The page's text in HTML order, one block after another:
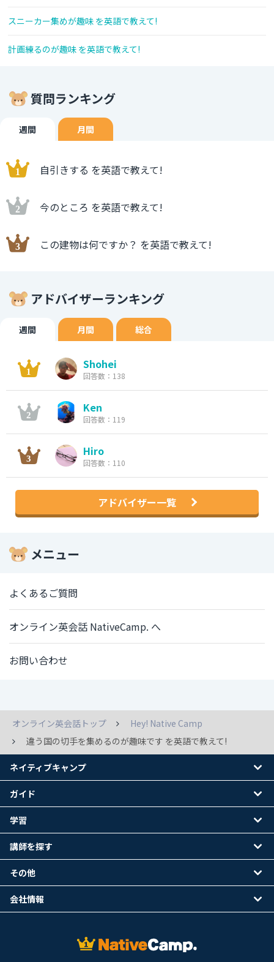
スニーカー集めが趣味 を英語で教えて!
計画練るのが趣味 を英語で教えて!
質問ランキング
週間 月間
自引きする を英語で教えて!
今のところ を英語で教えて!
この建物は何ですか？ を英語で教えて!
アドバイザーランキング
週間 月間 総合
Shohei
回答数：138
Ken
回答数：119
Hiro
回答数：110
アドバイザー一覧
メニュー
よくあるご質問
オンライン英会話 NativeCamp. へ
お問い合わせ
オンライン英会話トップ
Hey! Native Camp
違う国の切手を集めるのが趣味です を英語で教えて!
ネイティブキャンプ
ガイド
学習
講師を探す
その他
会社情報